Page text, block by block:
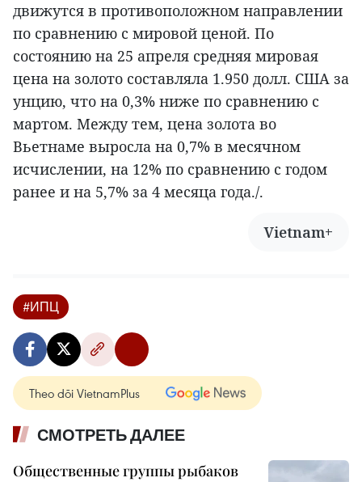
движутся в противоположном направлении
по сравнению с мировой ценой. По
состоянию на 25 апреля средняя мировая
цена на золото составляла 1.950 долл. США за
унцию, что на 0,3% ниже по сравнению с
мартом. Между тем, цена золота во
Вьетнаме выросла на 0,7% в месячном
исчислении, на 12% по сравнению с годом
ранее и на 5,7% за 4 месяца года./.
Vietnam+
#ИПЦ
Theo dõi VietnamPlus
СМОТРЕТЬ ДАЛЕЕ
Общественные группы рыбаков